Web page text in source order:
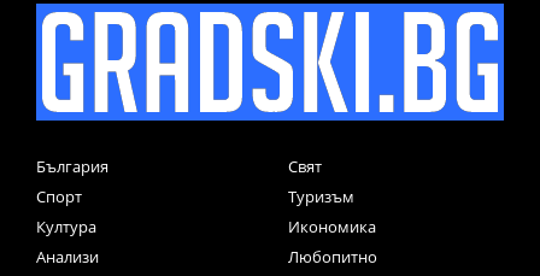
България
Свят
Спорт
Туризъм
Култура
Икономика
Анализи
Любопитно